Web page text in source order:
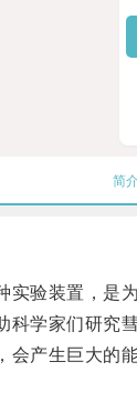
简
验装置，是为
学家们研究彗
产生巨大的能